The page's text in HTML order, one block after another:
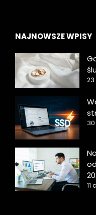
NAJNOWSZE WPISY
23
11